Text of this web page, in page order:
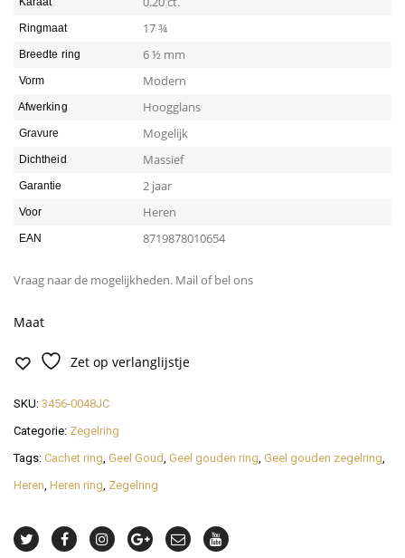
Ringmaat 17 ¾
Breedte ring 6 ½ mm
Vorm Modern
Afwerking Hoogglans
Gravure Mogelijk
Dichtheid Massief
Garantie 2 jaar
Voor Heren
EAN 8719878010654
Vraag naar de mogelijkheden. Mail of bel ons
Maat
Zet op verlanglijstje
SKU: 3456-0048JC
Categorie: Zegelring
Tags: Cachet ring, Geel Goud, Geel gouden ring, Geel gouden zegelring,
Heren, Heren ring, Zegelring